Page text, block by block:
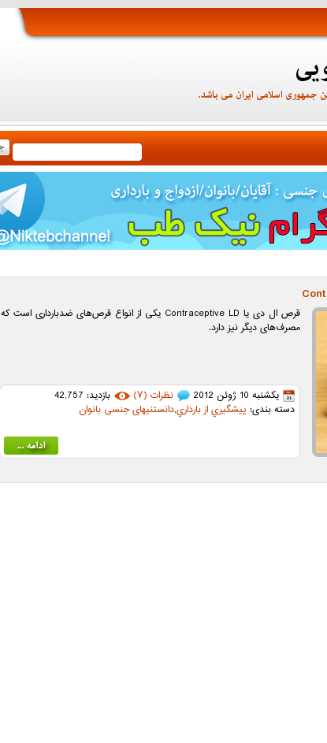
قرص ال دی یا Contraceptive LD یکی از انواع قرص‌های ضدبارداری است که
مصرف‌های دیگر نیز دارد.
یکشنبه 10 ژوئن 2012 نظرات (۷)
بازدید: 42,757
دسته بندی: پيشگيري از بارداري,دانستنیهای جنسی بانوان